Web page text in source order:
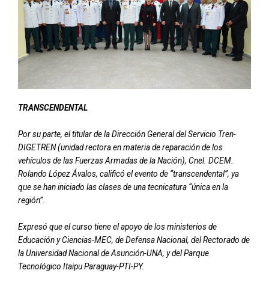
TRANSCENDENTAL
Por su parte, el titular de la Dirección General del Servicio Tren-
DIGETREN (unidad rectora en materia de reparación de los
vehículos de las Fuerzas Armadas de la Nación), Cnel. DCEM.
Rolando López Ávalos, calificó el evento de “transcendental”, ya
que se han iniciado las clases de una tecnicatura “única en la
región”.
Expresó que el curso tiene el apoyo de los ministerios de
Educación y Ciencias-MEC, de Defensa Nacional, del Rectorado de
la Universidad Nacional de Asunción-UNA, y del Parque
Tecnológico Itaipu Paraguay-PTI-PY.